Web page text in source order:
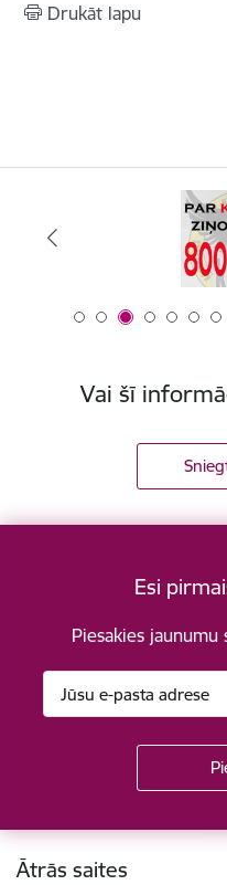
Drukāt lapu
Vai šī
Esi
Piesakies jaunumu
Kājene
Ātrās saites